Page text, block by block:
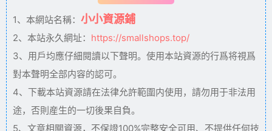
1、本網站名稱： 小小資源鋪
2、本站永久網址： https://smallshops.top/
3、用戶均應仔細閱讀以下聲明。使用本站資源的行爲将視爲
對本聲明全部内容的認可。
4、下載本站資源請在法律允許範圍内使用，請勿用于非法用
途，否則産生的一切後果自負。
5、文章相關資源，不保證100%完整安全可用、不提供任何技